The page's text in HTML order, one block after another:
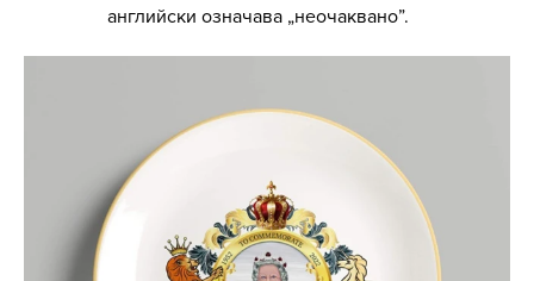
английски означава „неочаквано”.